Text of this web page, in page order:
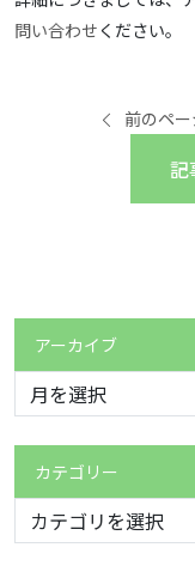
問い合わせ ください。
前のペー
記
アーカイブ
カテゴリー